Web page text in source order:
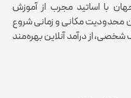
با اساتید مجرب از آموزش
محدودیت مکانی و زمانی شروع
از درآمد آنلاین بهره‌مند